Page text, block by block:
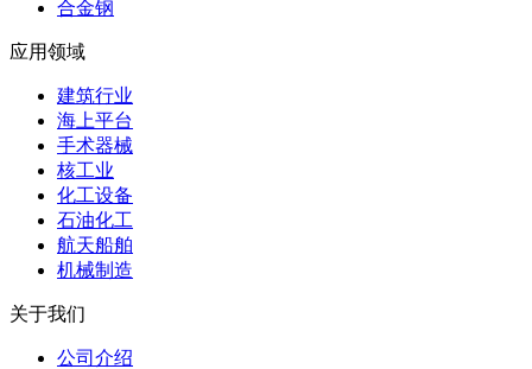
合金钢
应用领域
建筑行业
海上平台
手术器械
核工业
化工设备
石油化工
航天船舶
机械制造
关于我们
公司介绍